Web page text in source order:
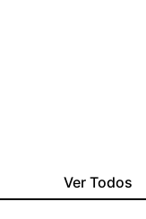
Ver Todos